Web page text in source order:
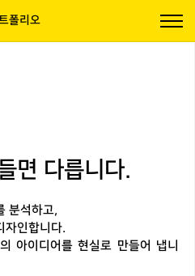
폴리오
면 다릅니다.
분석하고,
자인합니다.
아이디어를 현실로 만들어 냅니